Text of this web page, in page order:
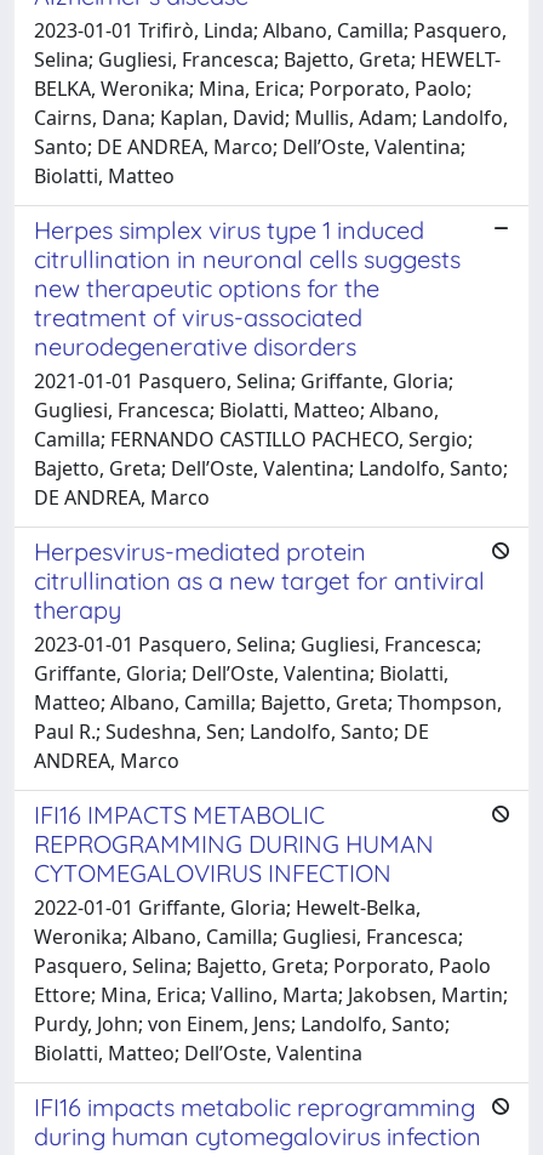
2023-01-01 Trifirò, Linda; Albano, Camilla; Pasquero,
Selina; Gugliesi, Francesca; Bajetto, Greta; HEWELT-
BELKA, Weronika; Mina, Erica; Porporato, Paolo;
Cairns, Dana; Kaplan, David; Mullis, Adam; Landolfo,
Santo; DE ANDREA, Marco; Dell’Oste, Valentina;
Biolatti, Matteo
Herpes simplex virus type 1 induced
citrullination in neuronal cells suggests
new therapeutic options for the
treatment of virus-associated
neurodegenerative disorders
2021-01-01 Pasquero, Selina; Griffante, Gloria;
Gugliesi, Francesca; Biolatti, Matteo; Albano,
Camilla; FERNANDO CASTILLO PACHECO, Sergio;
Bajetto, Greta; Dell’Oste, Valentina; Landolfo, Santo;
DE ANDREA, Marco
Herpesvirus-mediated protein
citrullination as a new target for antiviral
therapy
2023-01-01 Pasquero, Selina; Gugliesi, Francesca;
Griffante, Gloria; Dell’Oste, Valentina; Biolatti,
Matteo; Albano, Camilla; Bajetto, Greta; Thompson,
Paul R.; Sudeshna, Sen; Landolfo, Santo; DE
ANDREA, Marco
IFI16 IMPACTS METABOLIC
REPROGRAMMING DURING HUMAN
CYTOMEGALOVIRUS INFECTION
2022-01-01 Griffante, Gloria; Hewelt-Belka,
Weronika; Albano, Camilla; Gugliesi, Francesca;
Pasquero, Selina; Bajetto, Greta; Porporato, Paolo
Ettore; Mina, Erica; Vallino, Marta; Jakobsen, Martin;
Purdy, John; von Einem, Jens; Landolfo, Santo;
Biolatti, Matteo; Dell’Oste, Valentina
IFI16 impacts metabolic reprogramming
during human cytomegalovirus infection